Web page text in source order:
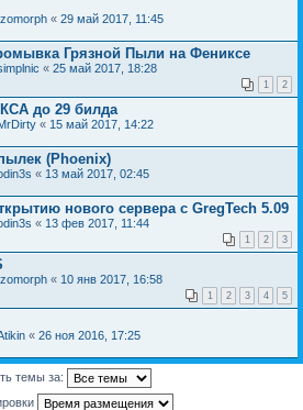
« 29 май 2017, 11:45
Грязной Пыли на Фениксе
« 25 май 2017, 18:28
1 2
до 29 билда
« 15 май 2017, 14:22
(Phoenix)
« 13 май 2017, 02:45
нового сервера c GregTech 5.09
« 13 фев 2017, 11:44
1 2 3
« 10 янв 2017, 16:58
1 2 3 4 5
« 26 ноя 2016, 17:25
темы за: